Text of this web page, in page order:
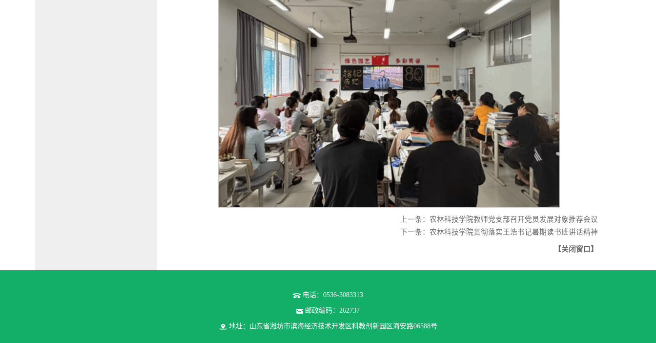
上一条：农林科技学院教师党支部召开党员发展对象推荐会议
下一条：农林科技学院贯彻落实王浩书记暑期读书班讲话精神
【关闭窗口 】
电话：0536-3083313
邮政编码：262737
地址：山东省潍坊市滨海经济技术开发区科教创新园区海安路06588号